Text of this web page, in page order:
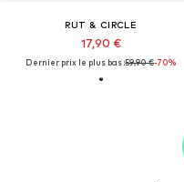
RUT & CIRCLE
17,90 €
Dernier prix le plus bas :59,90 €-70%